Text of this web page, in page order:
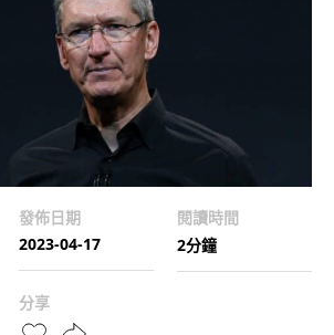
發佈日期
2023-04-17
閱讀時間
2分鐘
分享